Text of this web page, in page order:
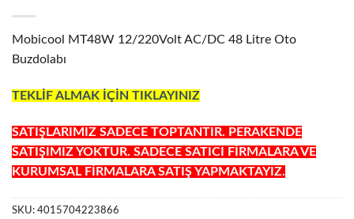
Mobicool MT48W 12/220Volt AC/DC 48 Litre Oto
Buzdolabı
TEKLİF ALMAK İÇİN TIKLAYINIZ
SATIŞLARIMIZ SADECE TOPTANTIR. PERAKENDE
SATIŞIMIZ YOKTUR. SADECE SATICI FİRMALARA VE
KURUMSAL FİRMALARA SATIŞ YAPMAKTAYIZ.
SKU: 4015704223866